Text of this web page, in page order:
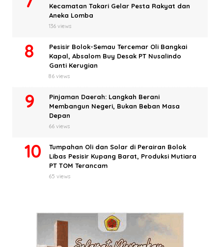
Kecamatan Takari Gelar Pesta Rakyat dan
Aneka Lomba
136 views
Pesisir Bolok-Semau Tercemar Oli Bangkai
Kapal, Absalom Buy Desak PT Nusalindo
Ganti Kerugian
86 views
Pinjaman Daerah: Langkah Berani
Membangun Negeri, Bukan Beban Masa
Depan
66 views
Tumpahan Oli dan Solar di Perairan Bolok
Libas Pesisir Kupang Barat, Produksi Mutiara
PT TOM Terancam
65 views